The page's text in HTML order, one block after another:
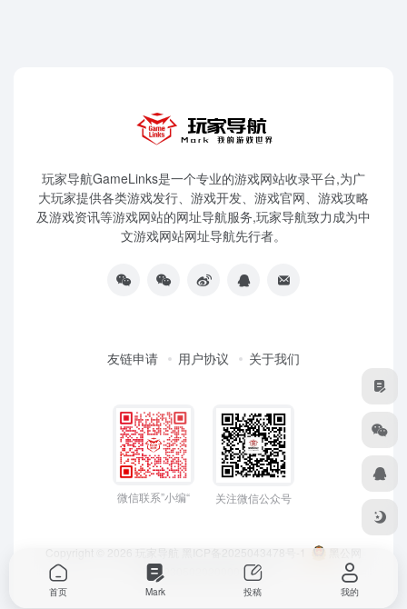
玩家导航GameLinks是一个专业的游戏网站收录平台,为广
大玩家提供各类游戏发行、游戏开发、游戏官网、游戏攻略
及游戏资讯等游戏网站的网址导航服务,玩家导航致力成为中
文游戏网站网址导航先行者。
友链申请 用户协议 关于我们
微信联系”小编“ 关注微信公众号
Copyright © 2026 玩家导航 黑ICP备2025043478号-1
黑公网
安备23050202000033号
首页 Mark 投稿 我的